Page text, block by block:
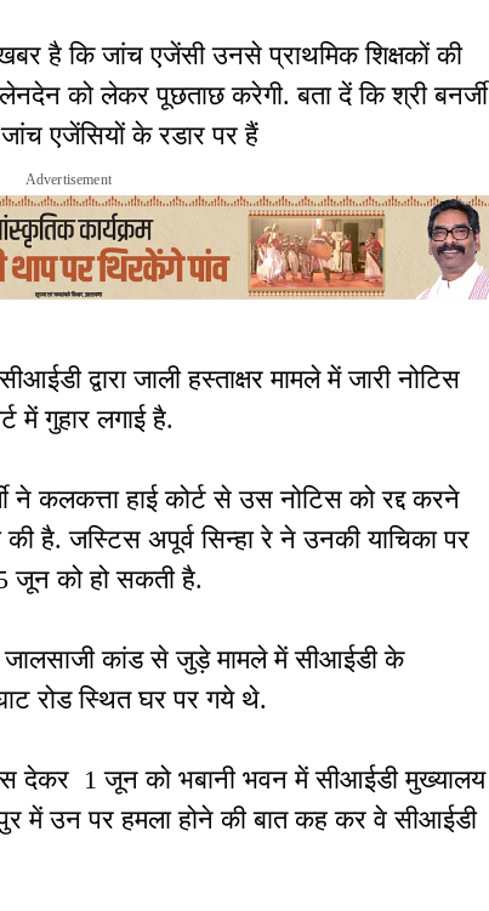
है कि जांच एजेंसी उनसे प्राथमिक शिक्षकों की
को लेकर पूछताछ करेगी. बता दें कि श्री बनर्जी
एजेंसियों के रडार पर हैं
Advertisement
द्वारा जाली हस्ताक्षर मामले में जारी नोटिस
में गुहार लगाई है.
ने कलकत्ता हाई कोर्ट से उस नोटिस को रद्द करने
है. जस्टिस अपूर्व सिन्हा रे ने उनकी याचिका पर
जून को हो सकती है.
जालसाजी कांड से जुड़े मामले में सीआईडी के
रोड स्थित घर पर गये थे.
देकर 1 जून को भबानी भवन में सीआईडी मुख्यालय
में उन पर हमला होने की बात कह कर वे सीआईडी